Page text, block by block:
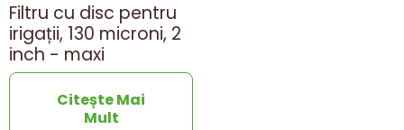
Filtru cu disc pentru
irigații, 130 microni, 2
inch - maxi
Citește Mai
Mult